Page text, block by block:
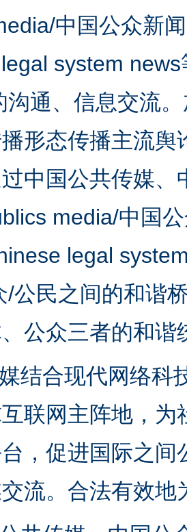
中国公众新
system
沟通、信息交流
形态传播主流
中国公共传媒
media/中国
legal
/公民之间的和谐
公众三者的和谐
结合现代网络科
联网主阵地，
，促进国际之
流。合法有效地